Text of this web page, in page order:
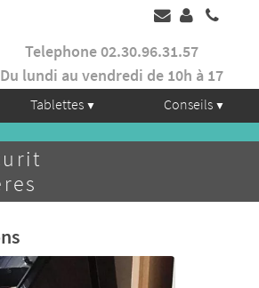
Telephone 02.30.96.31.57
Du lundi au vendredi de 10h à 17
Tablettes Conseils